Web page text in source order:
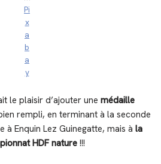
Pi
x
a
b
a
y
le plaisir d’ajouter une médaille
rempli, en terminant à la seconde
Enquin Lez Guinegatte, mais à la
HDF nature !!!